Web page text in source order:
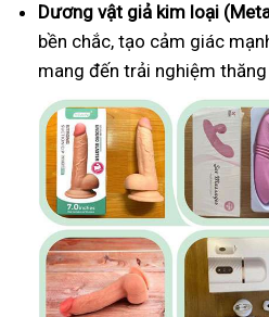
Dương vật giả kim loại
bền chắc, tạo cảm giác
mang đến trải nghiệm